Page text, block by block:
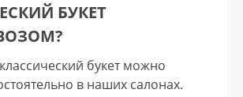
БУКЕТ
букет можно
в наших салонах.